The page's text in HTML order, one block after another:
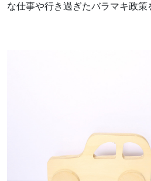
な仕事や行き過ぎたバラマキ政策